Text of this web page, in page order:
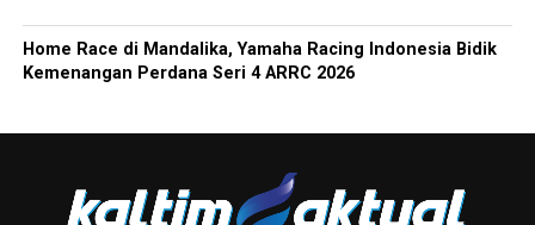
Home Race di Mandalika, Yamaha Racing Indonesia Bidik
Kemenangan Perdana Seri 4 ARRC 2026